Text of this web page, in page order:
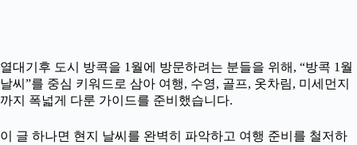
열대기후 도시 방콕을 1월에 방문하려는 분들을 위해, “방콕 1월
날씨”를 중심 키워드로 삼아 여행, 수영, 골프, 옷차림, 미세먼지
까지 폭넓게 다룬 가이드를 준비했습니다.
이 글 하나면 현지 날씨를 완벽히 파악하고 여행 준비를 철저하